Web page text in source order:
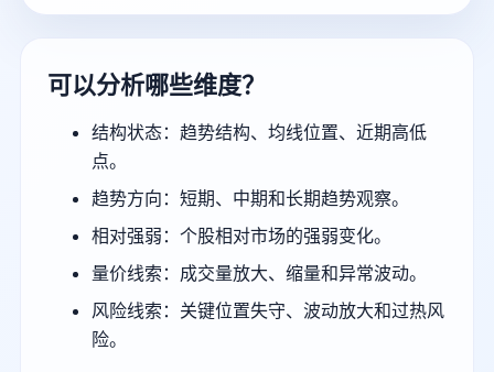
可以分析哪些维度？
结构状态：趋势结构、均线位置、近期高低
点。
趋势方向：短期、中期和长期趋势观察。
相对强弱：个股相对市场的强弱变化。
量价线索：成交量放大、缩量和异常波动。
风险线索：关键位置失守、波动放大和过热风
险。